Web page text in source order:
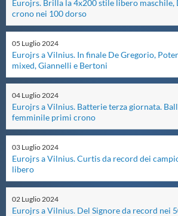
Master
Formazione
GUG
Scuole Nuoto
Propaganda
Centri Federali
Eurojrs. Brilla la 4x200 stile libero maschile,
crono nei 100 dorso
05 Luglio2024
Eurojrs a Vilnius. In finale De Gregorio,
mixed, Giannelli e Bertoni
04 Luglio2024
Eurojrs a Vilnius. Batterie terza giornata.
femminile primi crono
03 Luglio2024
Eurojrs a Vilnius. Curtis da record dei
libero
02 Luglio2024
Eurojrs a Vilnius. Del Signore da record nei